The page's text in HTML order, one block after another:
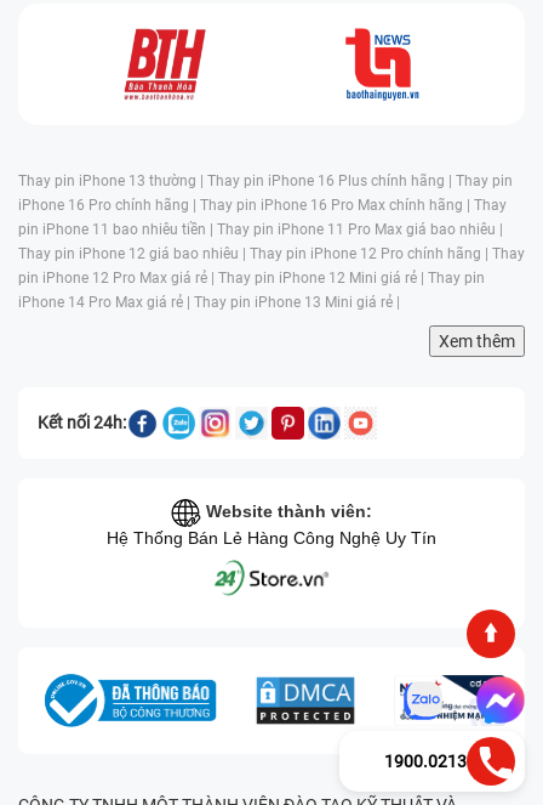
Thay pin iPhone 13 thường | Thay pin iPhone 16 Plus chính hãng | Thay pin
iPhone 16 Pro chính hãng | Thay pin iPhone 16 Pro Max chính hãng | Thay
pin iPhone 11 bao nhiêu tiền | Thay pin iPhone 11 Pro Max giá bao nhiêu |
Thay pin iPhone 12 giá bao nhiêu | Thay pin iPhone 12 Pro chính hãng | Thay
pin iPhone 12 Pro Max giá rẻ | Thay pin iPhone 12 Mini giá rẻ | Thay pin
iPhone 14 Pro Max giá rẻ | Thay pin iPhone 13 Mini giá rẻ |
Xem thêm
Kết nối 24h:
Website thành viên:
Hệ Thống Bán Lẻ Hàng Công Nghệ Uy Tín
1900.0213